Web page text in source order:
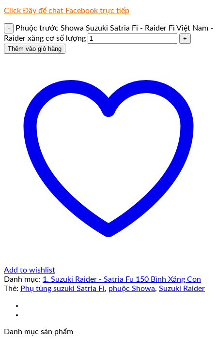
Click Đây để chat Facebook trực tiếp
Phuộc trước Showa Suzuki Satria Fi - Raider Fi Việt Nam -
Raider xăng cơ số lượng
Thêm vào giỏ hàng
Add to wishlist
Danh mục: 1. Suzuki Raider - Satria Fu 150 Bình Xăng Con
Thẻ: Phụ tùng suzuki Satria Fi, phuộc Showa, Suzuki Raider
Danh mục sản phẩm